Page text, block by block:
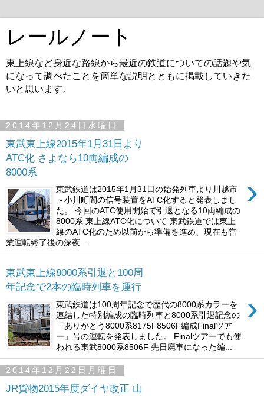
レールノート
東上線など身近な路線から最近の鉄道についての話題や気
になって調べたことを簡単な説明とともに掲載していきた
いと思います。
2014年12月24日水曜日
東武東上線2015年1月31日より
ATC化 さよなら10両編成の
8000系
›
東武鉄道は2015年1月31日の始発列車より川越市
～小川町間の信号装置をATC化すると発表しまし
た。 今回のATC使用開始で引退となる10両編成の
8000系 東上線ATC化について 東武鉄道では東上
線のATC化のため以前から準備を進め、現在も営
業運転終了後の深夜...
東武東上線8000系引退と100周
年記念で2本の臨時列車を運行
›
東武鉄道は100周年記念で歴代の8000系カラーを
連結した特別編成の臨時列車と8000系引退記念の
「ありがとう8000系8175F8506F編成Finalツア
ー」号の運転を発表しました。 Finalツアーでも使
われる東武8000系8506F 先日廃車になった編...
2014年12月22日月曜日
JR貨物2015年度ダイヤ改正 山